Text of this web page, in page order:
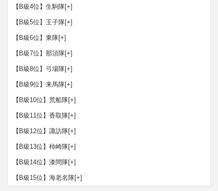
【B級4位】生駒隊[+]
【B級5位】王子隊[+]
【B級6位】東隊[+]
【B級7位】那須隊[+]
【B級8位】弓場隊[+]
【B級9位】来馬隊[+]
【B級10位】荒船隊[+]
【B級11位】香取隊[+]
【B級12位】諏訪隊[+]
【B級13位】柿崎隊[+]
【B級14位】漆間隊[+]
【B級15位】海老名隊[+]